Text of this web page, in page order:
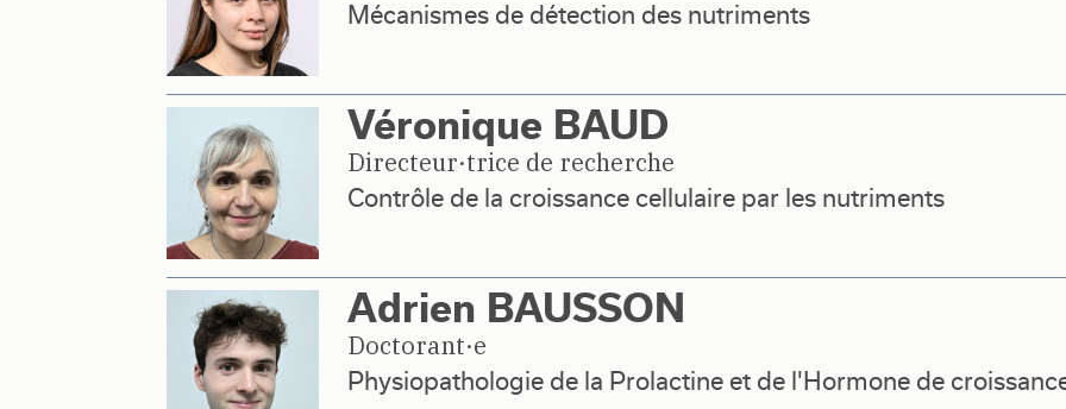
Mécanismes de détection des nutriments
Véronique BAUD
Directeur·trice de recherche
Contrôle de la croissance cellulaire par les nutriments
Adrien BAUSSON
Doctorant·e
Physiopathologie de la Prolactine et de l'Hormone de